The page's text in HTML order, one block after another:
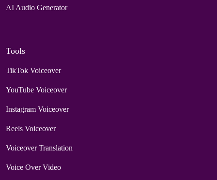
AI Audio Generator
Tools
TikTok Voiceover
YouTube Voiceover
Instagram Voiceover
Reels Voiceover
Voiceover Translation
Voice Over Video